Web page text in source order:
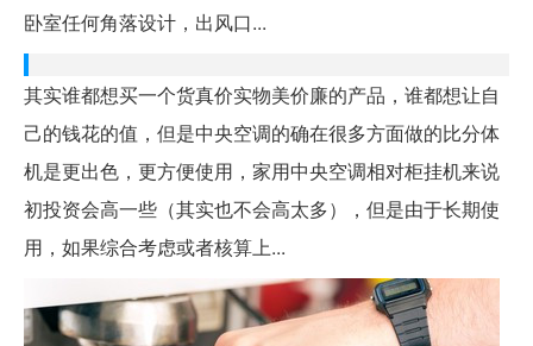
卧室任何角落设计，出风口...
其实谁都想买一个货真价实物美价廉的产品，谁都想让自
己的钱花的值，但是中央空调的确在很多方面做的比分体
机是更出色，更方便使用，家用中央空调相对柜挂机来说
初投资会高一些（其实也不会高太多），但是由于长期使
用，如果综合考虑或者核算上...